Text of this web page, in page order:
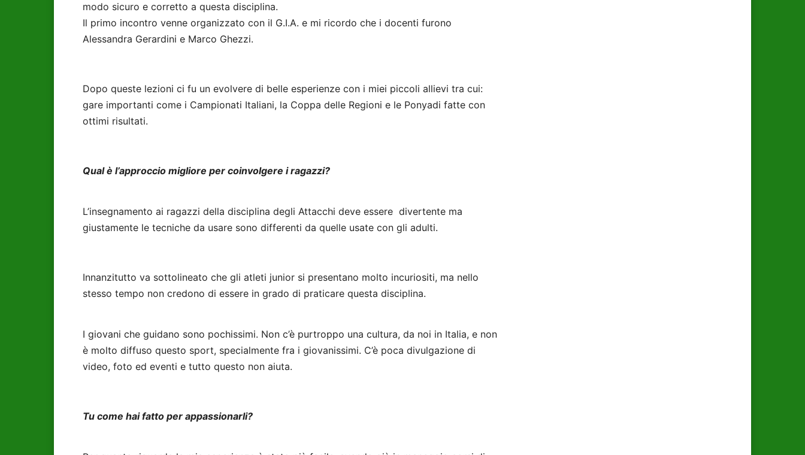
modo sicuro e corretto a questa disciplina.
Il primo incontro venne organizzato con il G.I.A. e mi ricordo che i docenti furono
Alessandra Gerardini e Marco Ghezzi.
Dopo queste lezioni ci fu un evolvere di belle esperienze con i miei piccoli allievi tra cui:
gare importanti come i Campionati Italiani, la Coppa delle Regioni e le Ponyadi fatte con
ottimi risultati.
Qual è l’approccio migliore per coinvolgere i ragazzi?
L’insegnamento ai ragazzi della disciplina degli Attacchi deve essere divertente ma
giustamente le tecniche da usare sono differenti da quelle usate con gli adulti.
Innanzitutto va sottolineato che gli atleti junior si presentano molto incuriositi, ma nello
stesso tempo non credono di essere in grado di praticare questa disciplina.
I giovani che guidano sono pochissimi. Non c’è purtroppo una cultura, da noi in Italia, e non
è molto diffuso questo sport, specialmente fra i giovanissimi. C’è poca divulgazione di
video, foto ed eventi e tutto questo non aiuta.
Tu come hai fatto per appassionarli?